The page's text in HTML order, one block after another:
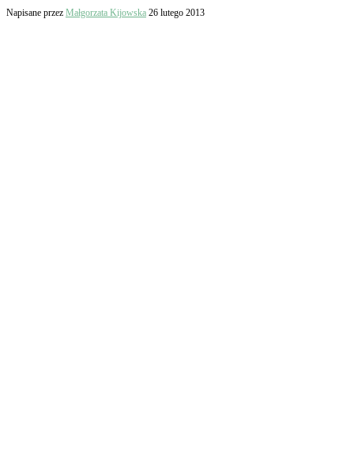
Napisane przez Małgorzata Kijowska 26 lutego 2013